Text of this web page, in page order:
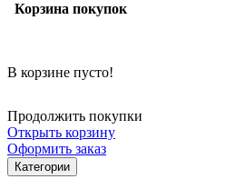
Корзина покупок
В корзине пусто!
Продолжить покупки
Открыть корзину
Оформить заказ
Категории